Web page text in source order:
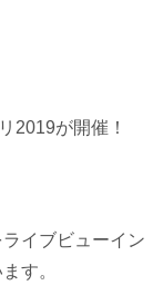
2019が開催！
イブビューイン
す。